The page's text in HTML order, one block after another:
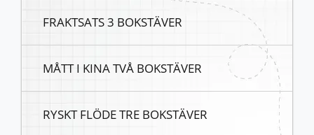
FRAKTSATS 3 BOKSTÄVER
MÅTT I KINA TVÅ BOKSTÄVER
RYSKT FLÖDE TRE BOKSTÄVER